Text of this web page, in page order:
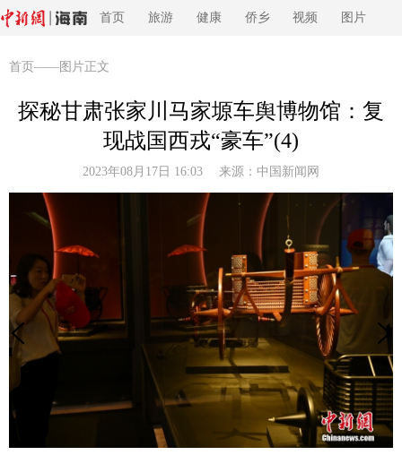
首页 旅游 健康 侨乡 视频 图片
首页 ——图片正文
探秘甘肃张家川马家塬车舆博物馆：复
现战国西戎“豪车”(4)
2023年08月17日 16:03 来源： 中国新闻网